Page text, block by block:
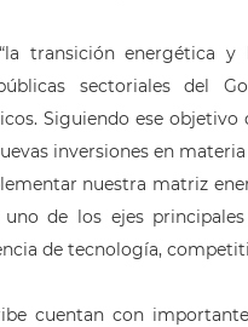
transición energética
sectoriales del
Siguiendo ese
inversiones en
nuestra matriz
de los ejes
de tecnología,
cuentan con